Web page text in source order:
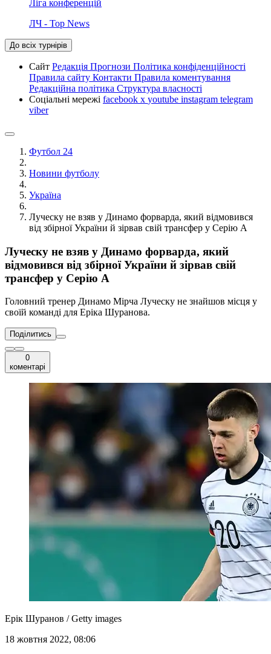
Ліга конференцій
ЛЧ - Top News
До всіх турнірів
Сайт Редакція Прогнози Політика конфіденційності
Правила сайту Контакти Правила коментування
Редакційна політика Структура власності
Соціальні мережі facebook x youtube instagram telegram
viber
Футбол 24
Новини футболу
Україна
Луческу не взяв у Динамо форварда, який відмовився
від збірної України й зірвав свій трансфер у Серію А
Луческу не взяв у Динамо форварда, який
відмовився від збірної України й зірвав свій
трансфер у Серію А
Головний тренер Динамо Мірча Луческу не знайшов місця у
своїй команді для Еріка Шуранова.
Поділитись
0
коментарі
Ерік Шуранов / Getty images
18 жовтня 2022, 08:06